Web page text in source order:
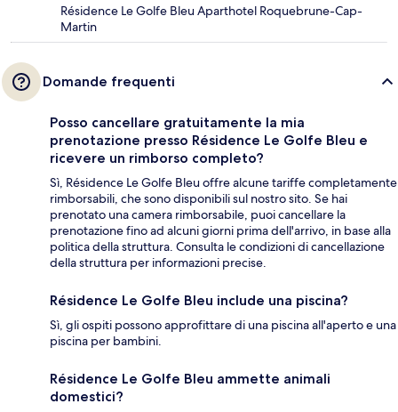
Résidence Le Golfe Bleu Aparthotel Roquebrune-Cap-
Martin
Domande frequenti
Posso cancellare gratuitamente la mia
prenotazione presso Résidence Le Golfe Bleu e
ricevere un rimborso completo?
Sì, Résidence Le Golfe Bleu offre alcune tariffe completamente
rimborsabili, che sono disponibili sul nostro sito. Se hai
prenotato una camera rimborsabile, puoi cancellare la
prenotazione fino ad alcuni giorni prima dell'arrivo, in base alla
politica della struttura. Consulta le condizioni di cancellazione
della struttura per informazioni precise.
Résidence Le Golfe Bleu include una piscina?
Sì, gli ospiti possono approfittare di una piscina all'aperto e una
piscina per bambini.
Résidence Le Golfe Bleu ammette animali
domestici?